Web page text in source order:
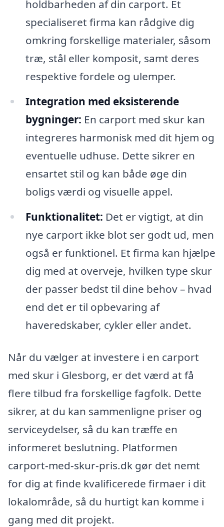
holdbarheden af din carport. Et
specialiseret firma kan rådgive dig
omkring forskellige materialer, såsom
træ, stål eller komposit, samt deres
respektive fordele og ulemper.
Integration med eksisterende
bygninger: En carport med skur kan
integreres harmonisk med dit hjem og
eventuelle udhuse. Dette sikrer en
ensartet stil og kan både øge din
boligs værdi og visuelle appel.
Funktionalitet: Det er vigtigt, at din
nye carport ikke blot ser godt ud, men
også er funktionel. Et firma kan hjælpe
dig med at overveje, hvilken type skur
der passer bedst til dine behov – hvad
end det er til opbevaring af
haveredskaber, cykler eller andet.
Når du vælger at investere i en carport
med skur i Glesborg, er det værd at få
flere tilbud fra forskellige fagfolk. Dette
sikrer, at du kan sammenligne priser og
serviceydelser, så du kan træffe en
informeret beslutning. Platformen
carport-med-skur-pris.dk gør det nemt
for dig at finde kvalificerede firmaer i dit
lokalområde, så du hurtigt kan komme i
gang med dit projekt.